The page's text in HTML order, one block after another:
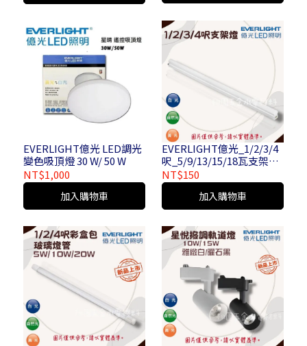
EVERLIGHT億光 LED調光
變色吸頂燈 30 W/ 50 W
NT$1,000
加入購物車
EVERLIGHT億光_1/2/3/4
呎_5/9/13/15/18瓦支架燈/
經濟版支架燈_白光/自然
光/黃光
NT$150
加入購物車